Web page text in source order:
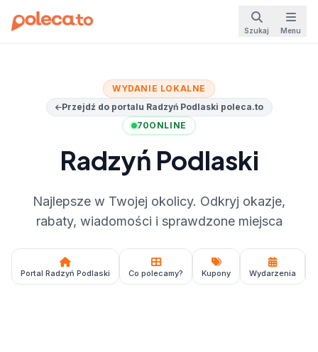
Szukaj Menu
WYDANIE LOKALNE
Przejdź do portalu Radzyń Podlaski poleca.to
70ONLINE
Radzyń Podlaski
Najlepsze w Twojej okolicy. Odkryj okazje,
rabaty, wiadomości i sprawdzone miejsca
Portal Radzyń Podlaski Co polecamy? Kupony Wydarzenia